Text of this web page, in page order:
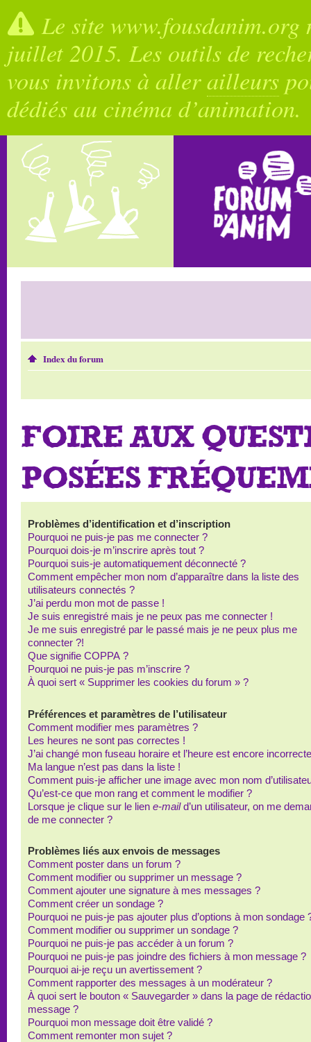
Le site
juillet 2015. Les outils de
vous invitons à allerailleurs
dédiés au cinéma d’animation.
Index du forum
FOIRE AUX
POSÉES
Problèmes d’identification et d’inscription
Pourquoi ne puis-je pas me connecter ?
Pourquoi dois-je m’inscrire après tout ?
Pourquoi suis-je automatiquement déconnecté ?
Comment empêcher mon nom d’apparaître dans la liste des
utilisateurs connectés ?
J’ai perdu mon mot de passe !
Je suis enregistré mais je ne peux pas me connecter !
Je me suis enregistré par le passé mais je ne peux plus me
connecter ?!
Que signifie COPPA ?
Pourquoi ne puis-je pas m’inscrire ?
À quoi sert « Supprimer les cookies du forum » ?
Préférences et paramètres de l’utilisateur
Comment modifier mes paramètres ?
Les heures ne sont pas correctes !
J’ai changé mon fuseau horaire et l’heure est encore
Ma langue n’est pas dans la liste !
Comment puis-je afficher une image avec mon nom
Qu’est-ce que mon rang et comment le modifier ?
Lorsque je clique sur le lien e-maild’un utilisateur, on me
de me connecter ?
Problèmes liés aux envois de messages
Comment poster dans un forum ?
Comment modifier ou supprimer un message ?
Comment ajouter une signature à mes messages ?
Comment créer un sondage ?
Pourquoi ne puis-je pas ajouter plus d’options à mon sondage
Comment modifier ou supprimer un sondage ?
Pourquoi ne puis-je pas accéder à un forum ?
Pourquoi ne puis-je pas joindre des fichiers à mon message ?
Pourquoi ai-je reçu un avertissement ?
Comment rapporter des messages à un modérateur ?
À quoi sert le bouton « Sauvegarder » dans la page de
message ?
Pourquoi mon message doit être validé ?
Comment remonter mon sujet ?